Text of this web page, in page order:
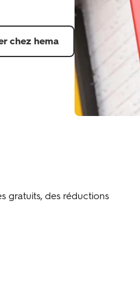
chez hema
gratuits, des réductions